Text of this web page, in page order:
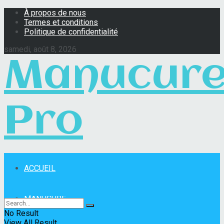
À propos de nous
Termes et conditions
Politique de confidentialité
samedi, août 8, 2026
Pro
ACCUEIL
MANUCURE
No Result